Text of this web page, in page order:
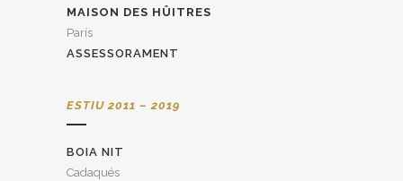
MAISON DES HÛITRES
París
ASSESSORAMENT
ESTIU 2011 – 2019
BOIA NIT
Cadaqués